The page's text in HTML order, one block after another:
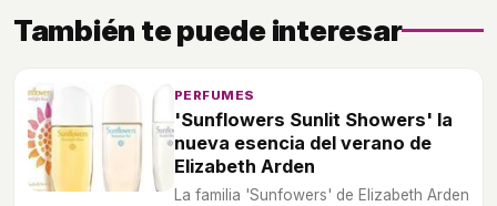
También te puede interesar
PERFUMES
'Sunflowers Sunlit Showers' la
nueva esencia del verano de
Elizabeth Arden
La familia 'Sunfowers' de Elizabeth Arden